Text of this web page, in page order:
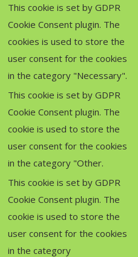
This cookie is set by GDPR
Cookie Consent plugin. The
cookies is used to store the
user consent for the cookies
in the category "Necessary".
This cookie is set by GDPR
Cookie Consent plugin. The
cookie is used to store the
user consent for the cookies
in the category "Other.
This cookie is set by GDPR
Cookie Consent plugin. The
cookie is used to store the
user consent for the cookies
in the category